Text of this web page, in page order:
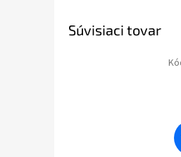
Súvisiaci tovar